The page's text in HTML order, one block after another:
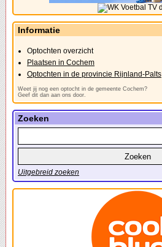
Informatie
Optochten overzicht
Plaatsen in Cochem
Optochten in de provincie Rijnland-Palts
Weet jij nog een optocht in de gemeente Cochem?
Geef dit dan aan ons door.
Zoeken
Uitgebreid zoeken